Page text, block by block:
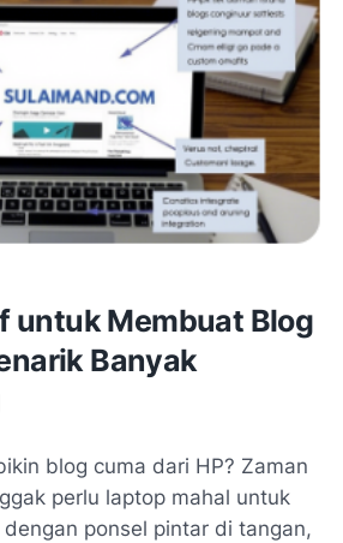
untuk Membuat Blog
Banyak
blog cuma dari HP? Zaman
perlu laptop mahal untuk
ponsel pintar di tangan,